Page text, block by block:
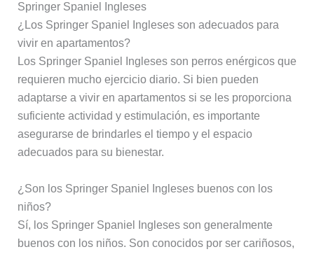
Springer Spaniel Ingleses
¿Los Springer Spaniel Ingleses son adecuados para
vivir en apartamentos?
Los Springer Spaniel Ingleses son perros enérgicos que
requieren mucho ejercicio diario. Si bien pueden
adaptarse a vivir en apartamentos si se les proporciona
suficiente actividad y estimulación, es importante
asegurarse de brindarles el tiempo y el espacio
adecuados para su bienestar.
¿Son los Springer Spaniel Ingleses buenos con los
niños?
Sí, los Springer Spaniel Ingleses son generalmente
buenos con los niños. Son conocidos por ser cariñosos,